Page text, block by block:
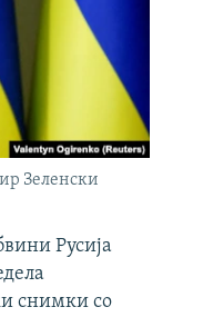
Зеленски
Русија
снимки со